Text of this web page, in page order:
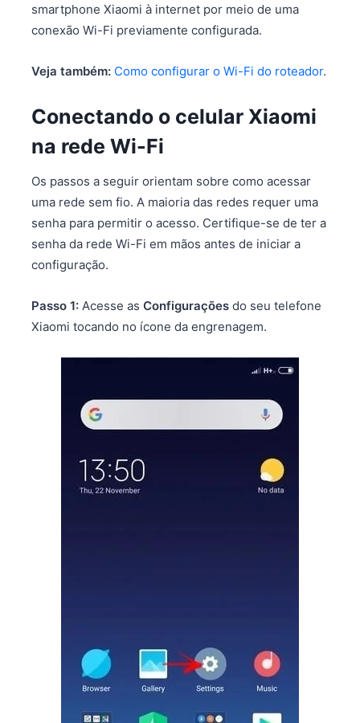
smartphone Xiaomi à internet por meio de uma
conexão Wi-Fi previamente configurada.
Veja também: Como configurar o Wi-Fi do roteador.
Conectando o celular Xiaomi
na rede Wi-Fi
Os passos a seguir orientam sobre como acessar
uma rede sem fio. A maioria das redes requer uma
senha para permitir o acesso. Certifique-se de ter a
senha da rede Wi-Fi em mãos antes de iniciar a
configuração.
Passo 1: Acesse as Configurações do seu telefone
Xiaomi tocando no ícone da engrenagem.